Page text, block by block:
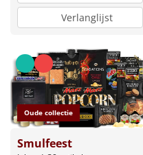
Verlanglijst
Oude collectie
Smulfeest